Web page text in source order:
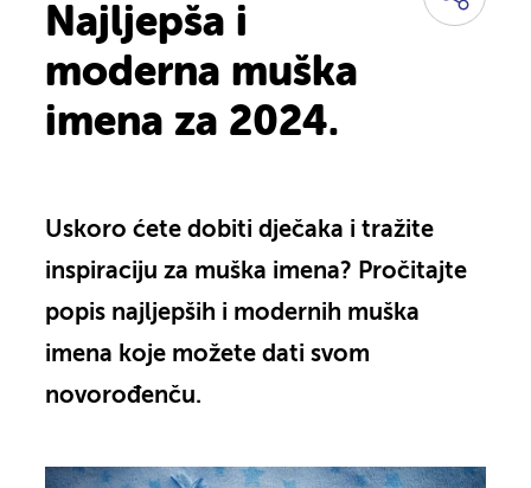
Najljepša i
moderna muška
imena za 2024.
Uskoro ćete dobiti dječaka i tražite
inspiraciju za muška imena? Pročitajte
popis najljepših i modernih muška
imena koje možete dati svom
novorođenču.